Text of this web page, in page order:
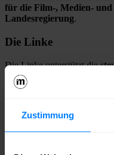
Zustimmung
für die Film-, Medien-
Landesregierung.
Die Linke
Die Linke unterstützt die
sieht jedoch
möglicher
Beibehaltung der
Medienbranchein
zur Stärkung des